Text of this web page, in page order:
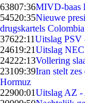
63807:36MIVD-baas
54520:35Nieuwe
drugskartels Colombia
37622:11Uitslag PSV
24619:21Uitslag
24222:13Vollering
23109:39Iran stelt
Hormuz
22900:01Uitslag AZ -